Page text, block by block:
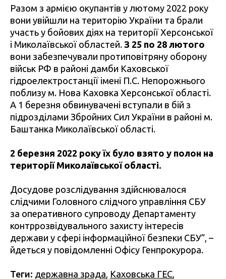
Разом з армією окупантів у лютому 2022 року
вони увійшли на територію України та брали
участь у бойових діях на території Херсонської
і Миколаївської областей. З 25 по 28 лютого
вони забезпечували протиповітряну оборону
військ РФ в районі дамби Каховської
гідроелектростанції імені П.С. Непорожнього
поблизу м. Нова Каховка Херсонської області.
А 1 березня обвинувачені вступали в бій з
підрозділами Збройних Сил України в районі м.
Баштанка Миколаївської області.
2 березня 2022 року їх було взято у полон на
території Миколаївської області.
Досудове розслідування здійснювалося
слідчими Головного слідчого управління СБУ
за оперативного супроводу Департаменту
контррозвідувального захисту інтересів
держави у сфері інформаційної безпеки СБУ”, –
йдеться у повідомленні Офісу Генпрокурора.
Теги: державна зрада Каховська ГЕС